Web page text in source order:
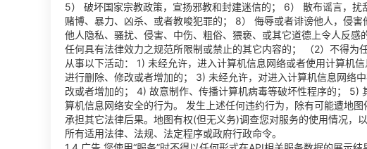
5） 破坏国家宗教政策，宣扬邪教和封建迷信的； 6） 散布谣言，扰
赌博、暴力、凶杀、或者教唆犯罪的； 8） 侮辱或者诽谤他人，侵
他人隐私、骚扰、侵害、中伤、粗俗、猥亵、或其它道德上令人反
任何具有法律效力之规范所限制或禁止的其它内容的； （2）不得
从事以下活动： 1) 未经允许，进入计算机信息网络或者使用计算机
进行删除、修改或者增加的； 3) 未经允许，对进入计算机信息网络
改或者增加的； 4) 故意制作、传播计算机病毒等破坏性程序的； 5)
算机信息网络安全的行为。 发生上述任何违约行为，除有可能遭地
承担其它法律后果。地图有权(但无义务)调查您对服务的使用情况，
所有适用法律、法规、法定程序或政府行政命令。